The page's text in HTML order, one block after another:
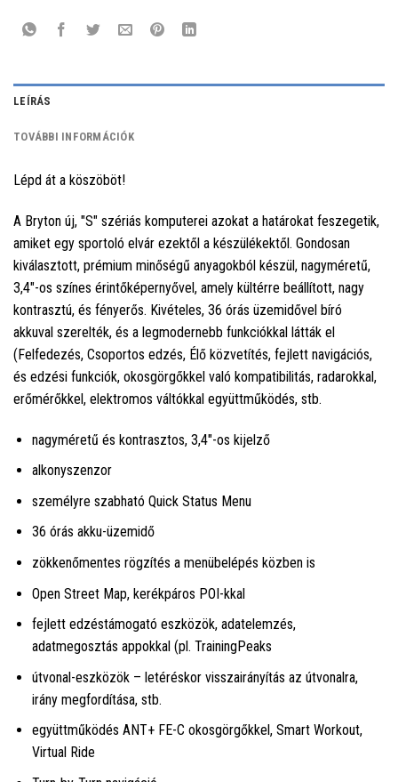
LEÍRÁS
TOVÁBBI INFORMÁCIÓK
Lépd át a köszöböt!
A Bryton új, "S" szériás komputerei azokat a határokat feszegetik,
amiket egy sportoló elvár ezektől a készülékektől. Gondosan
kiválasztott, prémium minőségű anyagokból készül, nagyméretű,
3,4"-os színes érintőképernyővel, amely kültérre beállított, nagy
kontrasztú, és fényerős. Kivételes, 36 órás üzemidővel bíró
akkuval szerelték, és a legmodernebb funkciókkal látták el
(Felfedezés, Csoportos edzés, Élő közvetítés, fejlett navigációs,
és edzési funkciók, okosgörgőkkel való kompatibilitás, radarokkal,
erőmérőkkel, elektromos váltókkal együttműködés, stb.
nagyméretű és kontrasztos, 3,4"-os kijelző
alkonyszenzor
személyre szabható Quick Status Menu
36 órás akku-üzemidő
zökkenőmentes rögzítés a menübelépés közben is
Open Street Map, kerékpáros POI-kkal
fejlett edzéstámogató eszközök, adatelemzés,
adatmegosztás appokkal (pl. TrainingPeaks
útvonal-eszközök – letéréskor visszairányítás az útvonalra,
irány megfordítása, stb.
együttműködés ANT+ FE-C okosgörgőkkel, Smart Workout,
Virtual Ride